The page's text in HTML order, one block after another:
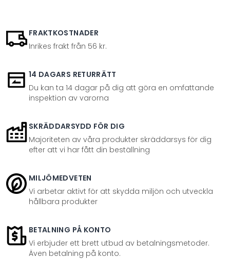
FRAKTKOSTNADER
Inrikes frakt från 56 kr.
14 DAGARS RETURRÄTT
Du kan ta 14 dagar på dig att göra en omfattande
inspektion av varorna
SKRÄDDARSYDD FÖR DIG
Majoriteten av våra produkter skräddarsys för dig
efter att vi har fått din beställning
MILJÖMEDVETEN
Vi arbetar aktivt för att skydda miljön och utveckla
hållbara produkter
BETALNING PÅ KONTO
Vi erbjuder ett brett utbud av betalningsmetoder.
Även betalning på konto.